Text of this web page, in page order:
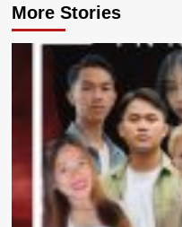
More Stories